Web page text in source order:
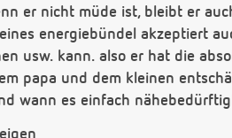
er nicht müde ist, bleibt er
energiebündel akzeptiert
usw. kann. also er hat die
papa und dem kleinen
wann es einfach